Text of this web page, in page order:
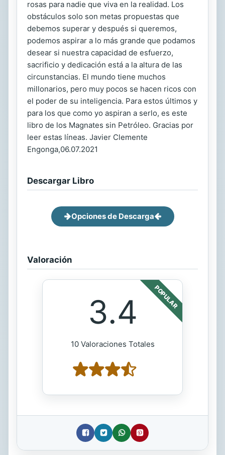
rosas para nadie que viva en la realidad. Los
obstáculos solo son metas propuestas que
debemos superar y después si queremos,
podemos aspirar a lo más grande que podamos
desear si nuestra capacidad de esfuerzo,
sacrificio y dedicación está a la altura de las
circunstancias. El mundo tiene muchos
millonarios, pero muy pocos se hacen ricos con
el poder de su inteligencia. Para estos últimos y
para los que como yo aspiran a serlo, es este
libro de los Magnates sin Petróleo. Gracias por
leer estas líneas. Javier Clemente
Engonga,06.07.2021
Descargar Libro
Opciones de Descarga
Valoración
POPULAR
3.4
10 Valoraciones Totales